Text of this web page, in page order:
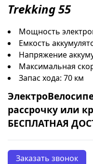
Trekking 55
Мощность
Емкость
Напряжение
Максимальная
Запас хода: 70 км
рассрочку или
БЕСПЛАТНАЯ
Заказать звонок